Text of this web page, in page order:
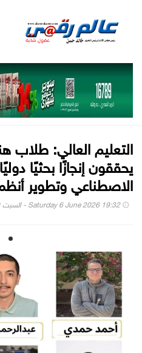
التعليم العالي: طلاب
يحققون إنجازًا بحثيًا
الاصطناعي وتطوير
Saturday 6 June 2026 19:32 - السبت ٢١ ذو الحجة ١٤٤٧